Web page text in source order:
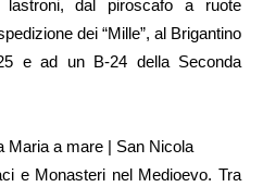
dal piroscafo a ruote
dei “Mille”, al Brigantino
e ad un B-24 della Seconda
Maria a mare | San Nicola
e Monasteri nel Medioevo. Tra